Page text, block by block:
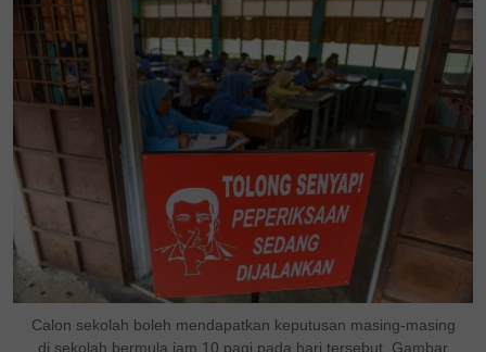
Calon sekolah boleh mendapatkan keputusan masing-masing
di sekolah bermula jam 10 pagi pada hari tersebut. Gambar